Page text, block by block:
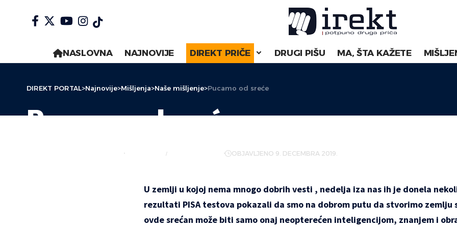
NASLOVNA NAJNOVIJE DIREKT PRIČE DRUGI PIŠU MA, ŠTA KAŽETE
DIREKT PORTAL>Najnovije>Mišljenja>Naše mišljenje>Pucamo od sreće
Pucamo od sreće
NAŠE MIŠLJENJE OBJAVLJENO 9. DECEMBRA 2019.
U zemlji u kojoj nema mnogo dobrih vesti , nedelja iza nas ih je donela
rezultati PISA testova pokazali da smo na dobrom putu da stvorimo zemlju
ovde srećan može biti samo onaj neopterećen inteligencijom, znanjem i